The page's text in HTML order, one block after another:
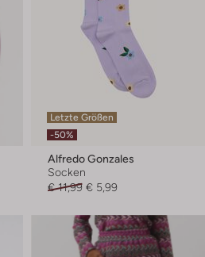
Letzte Größen
-50%
Alfredo Gonzales
Socken
€ 11,99 € 5,99